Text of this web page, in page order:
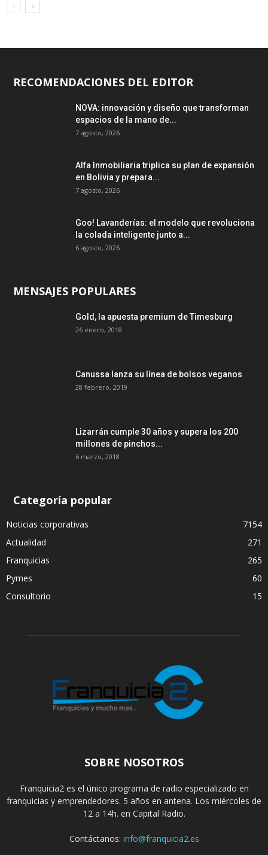
RECOMENDACIONES DEL EDITOR
NOVA: innovación y diseño que transforman
espacios de la mano de...
7 agosto, 2026
Alfa Inmobiliaria triplica su plan de expansión
en Bolivia y prepara...
7 agosto, 2026
Goo! Lavanderías: el modelo que revoluciona
la colada inteligente junto a...
6 agosto, 2026
MENSAJES POPULARES
Gold, la apuesta premium de Timesburg
26 enero, 2018
Canussa lanza su línea de bolsos veganos
28 febrero, 2019
Lizarrán cumple 30 años y supera los 200
millones de pinchos...
6 marzo, 2018
Categoría popular
Noticias corporativas
7154
Actualidad
271
Franquicias
265
Pymes
60
Consultorio
15
SOBRE NOSOTROS
Franquicia2 es el único programa de radio especializado en
franquicias y emprendedores. 5 años en antena. Los miércoles de
12 a 14h. en Capital Radio.
Contáctanos: info@franquicia2.es